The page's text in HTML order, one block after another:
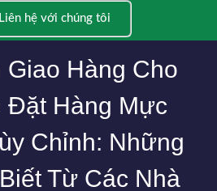
Liên hệ với chúng tôi
Hàng Cho
Hàng Mực
Chỉnh: Những
Từ Các Nhà